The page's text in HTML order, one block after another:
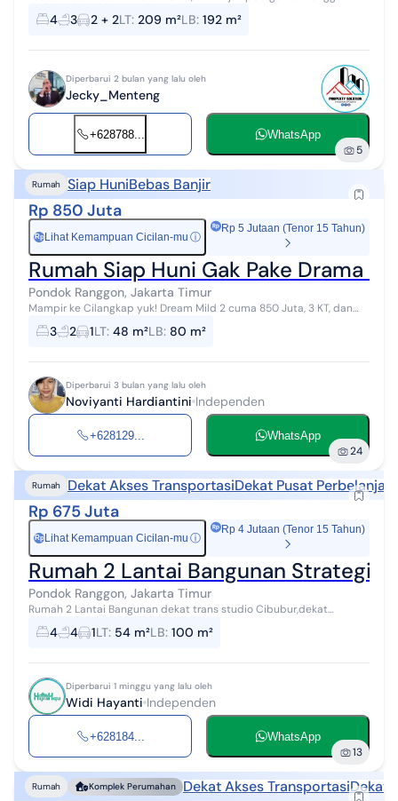
masuk mobil, dari jalan raya 10 meter Depan rumah mushola Garasi
Muat 4 Mobil Ruang...
4 3 2 + 2LT: 209 m²LB: 192 m²
Diperbarui 2 bulan yang lalu oleh
Jecky_Menteng
+628788... WhatsApp
5
Rumah Siap HuniBebas Banjir
Rp 850 Juta
Rp Lihat Kemampuan Cicilan-mu ⓘ
Rp 5 Jutaan (Tenor 15 Tahun)
Rumah Siap Huni Gak Pake Drama
Pondok Ranggon, Jakarta Timur
Mampir ke Cilangkap yuk! Dream Mild 2 cuma 850 Juta, 3 KT, dan
unitnya SUDAH READY. Lokasi asri Jakarta Timur, akses gampang ke
pusat kuliner & se...
3 2 1LT: 48 m²LB: 80 m²
Diperbarui 3 bulan yang lalu oleh
Noviyanti Hardiantini Independen
+628129... WhatsApp
24
Rumah Dekat Akses TransportasiDekat Pusat
Rp 675 Juta
Rp Lihat Kemampuan Cicilan-mu ⓘ
Rp 4 Jutaan (Tenor 15 Tahun)
Rumah 2 Lantai Bangunan Strategis
Pondok Ranggon, Jakarta Timur
Rumah 2 Lantai Bangunan dekat trans studio Cibubur,dekat
kelurahan Pondok Ranggon lokasi : Jl Serut Pondok Ranggon Jakarta
Timur Sekitar 70...
4 4 1LT: 54 m²LB: 100 m²
Diperbarui 1 minggu yang lalu oleh
Widi Hayanti Independen
+628184... WhatsApp
13
Rumah Komplek Perumahan Dekat Akses TransportasiDekat